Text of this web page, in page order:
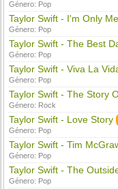
Género: Pop
Taylor Swift - I'm Only
Género: Pop
Taylor Swift - The Best
Género: Pop
Taylor Swift - Viva La
Género: Pop
Taylor Swift - The Story
Género: Rock
Taylor Swift - Love Story
Género: Pop
Taylor Swift - Tim
Género: Pop
Taylor Swift - The
Género: Pop